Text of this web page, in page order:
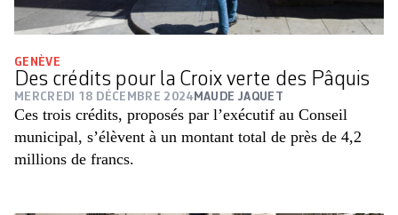
GENÈVE
Des crédits pour la Croix verte des Pâquis
MERCREDI 18 DÉCEMBRE 2024 MAUDE JAQUET
Ces trois crédits, proposés par l’exécutif au Conseil
municipal, s’élèvent à un montant total de près de 4,2
millions de francs.